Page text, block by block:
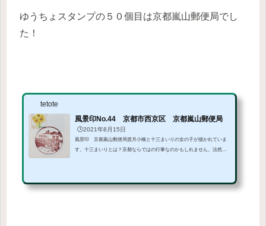
ゆうちょスタンプの５０個目は京都嵐山郵便局でし
た！
tetote
風景印No.44 京都市西京区 京都嵐山郵便局
🕒️2021年8月15日
風景印 京都嵐山郵便局渡月小橋と十三まいりの女の子が描かれていま
す。十三まいりとは？京都ならではの行事なのかもしれません。法然寺
お寺から帰る階段で父に呼ばれ振り向こうとした瞬間でした・・・母に